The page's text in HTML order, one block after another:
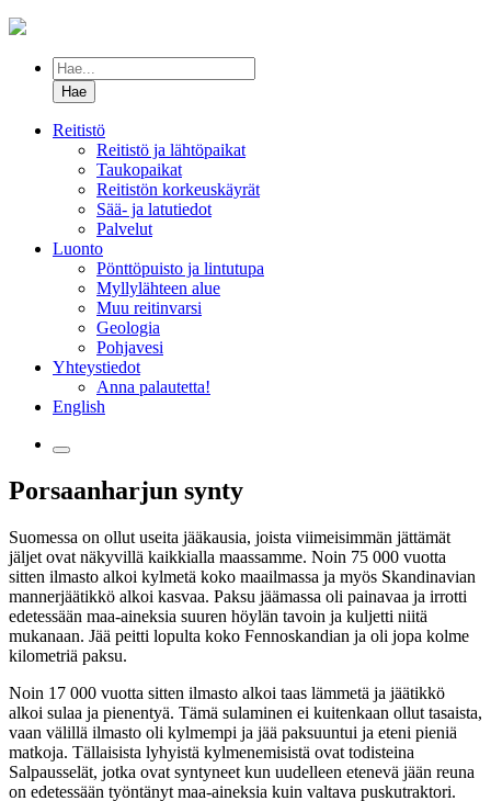
Hae
sivustolta:
Reitistö
Reitistö ja lähtöpaikat
Taukopaikat
Reitistön korkeuskäyrät
Sää- ja latutiedot
Palvelut
Luonto
Pönttöpuisto ja lintutupa
Myllylähteen alue
Muu reitinvarsi
Geologia
Pohjavesi
Yhteystiedot
Anna palautetta!
English
Porsaanharjun synty
Suomessa on ollut useita jääkausia, joista viimeisimmän jättämät
jäljet ovat näkyvillä kaikkialla maassamme. Noin 75 000 vuotta
sitten ilmasto alkoi kylmetä koko maailmassa ja myös Skandinavian
mannerjäätikkö alkoi kasvaa. Paksu jäämassa oli painavaa ja irrotti
edetessään maa-aineksia suuren höylän tavoin ja kuljetti niitä
mukanaan. Jää peitti lopulta koko Fennoskandian ja oli jopa kolme
kilometriä paksu.
Noin 17 000 vuotta sitten ilmasto alkoi taas lämmetä ja jäätikkö
alkoi sulaa ja pienentyä. Tämä sulaminen ei kuitenkaan ollut tasaista,
vaan välillä ilmasto oli kylmempi ja jää paksuuntui ja eteni pieniä
matkoja. Tällaisista lyhyistä kylmenemisistä ovat todisteina
Salpausselät, jotka ovat syntyneet kun uudelleen etenevä jään reuna
on edetessään työntänyt maa-aineksia kuin valtava puskutraktori.